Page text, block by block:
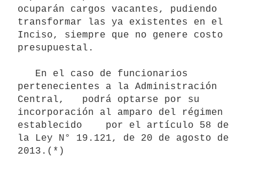
ocuparán cargos vacantes, pudiendo
transformar las ya existentes en el
Inciso, siempre que no genere costo
presupuestal.
pertenecientes a la Administración
Central,   podrá optarse por su
incorporación al amparo del régimen
establecido    por el artículo 58 de
la Ley N° 19.121, de 20 de agosto de
2013.(*)